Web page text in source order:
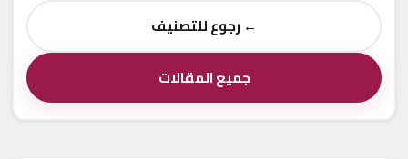
← رجوع للتصنيف
جميع المقالات